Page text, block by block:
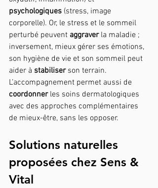
psychologiques (stress, image
corporelle). Or, le stress et le sommeil
perturbé peuvent aggraver la maladie ;
inversement, mieux gérer ses émotions,
son hygiène de vie et son sommeil peut
aider à stabiliser son terrain.
L’accompagnement permet aussi de
coordonner les soins dermatologiques
avec des approches complémentaires
de mieux-être, sans les opposer.
Solutions naturelles
proposées chez Sens &
Vital